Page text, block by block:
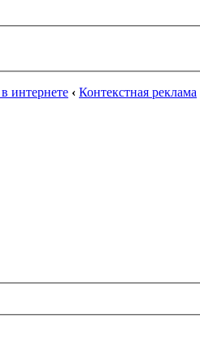
интернете ‹ Контекстная реклама